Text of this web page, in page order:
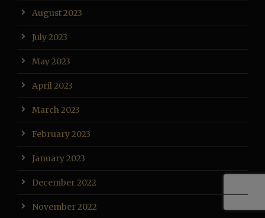
August 2023
July 2023
May 2023
April 2023
March 2023
February 2023
January 2023
December 2022
November 2022